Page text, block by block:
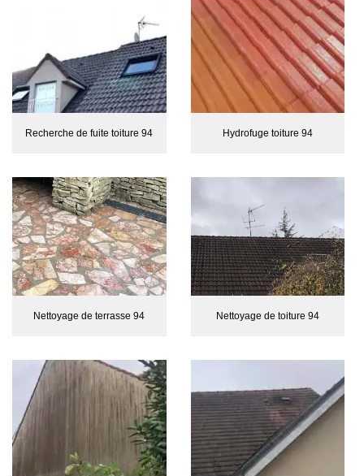
Recherche de fuite toiture 94 Hydrofuge toiture 94
Nettoyage de terrasse 94 Nettoyage de toiture 94